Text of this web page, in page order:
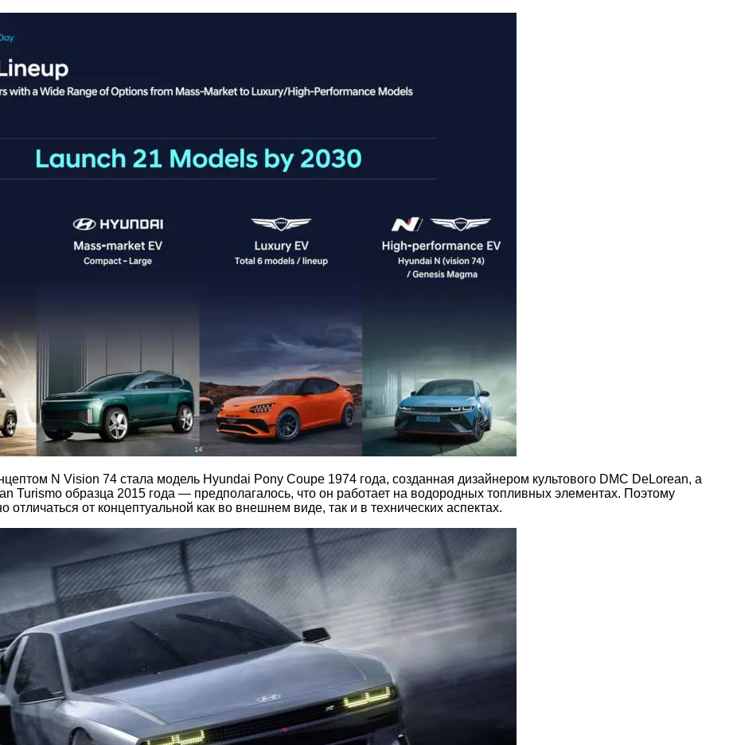
N Vision 74 стала модель Hyundai Pony Coupe 1974 года, созданная дизайнером культового DMC DeLorean, а
Turismo образца 2015 года — предполагалось, что он работает на водородных топливных элементах. Поэтому
от концептуальной как во внешнем виде, так и в технических аспектах.